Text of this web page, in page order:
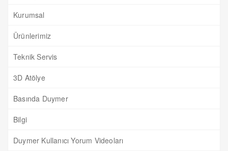
Kurumsal
Ürünlerimiz
Teknik Servis
3D Atölye
Basında Duymer
Bilgi
Duymer Kullanıcı Yorum Videoları